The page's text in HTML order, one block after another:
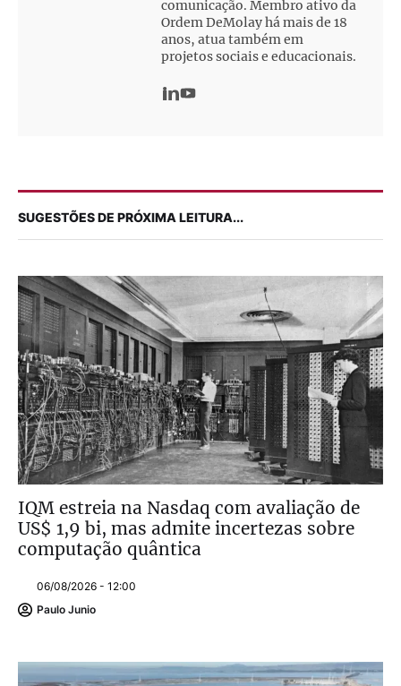
comunicação. Membro ativo da
Ordem DeMolay há mais de 18
anos, atua também em
projetos sociais e educacionais.
SUGESTÕES DE PRÓXIMA LEITURA...
IQM estreia na Nasdaq com avaliação de
US$ 1,9 bi, mas admite incertezas sobre
computação quântica
06/08/2026 - 12:00
Paulo Junio